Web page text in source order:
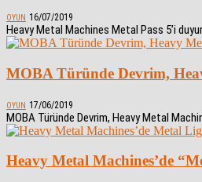
OYUN 16/07/2019
Heavy Metal Machines Metal Pass 5’i
MOBA Türünde Devrim,
OYUN 17/06/2019
MOBA Türünde Devrim, Heavy Metal
Heavy Metal Machines’de